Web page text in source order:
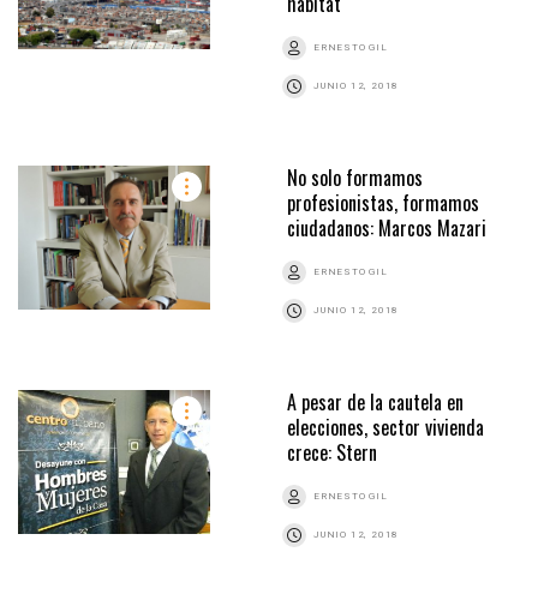
ERNESTO GIL
JUNIO 12, 2018
No solo formamos
profesionistas, formamos
ciudadanos: Marcos Mazari
ERNESTO GIL
JUNIO 12, 2018
A pesar de la cautela en
elecciones, sector vivienda
crece: Stern
ERNESTO GIL
JUNIO 12, 2018